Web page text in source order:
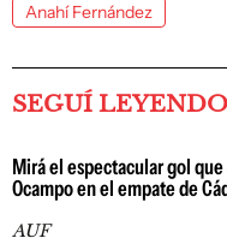
Anahí Fernández
SEGUÍ LEYENDO
Mirá el espectacular gol
Ocampo en el empate de
AUF